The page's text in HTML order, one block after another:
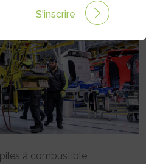
à combustible
S'inscrire